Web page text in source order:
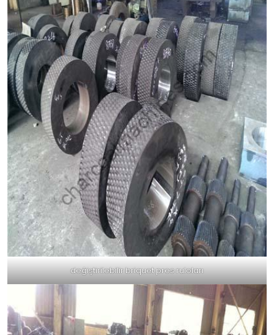
değiştirilebilir briquet pres ruloları